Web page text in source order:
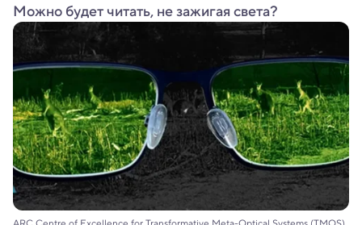
Можно будет читать, не зажигая света?